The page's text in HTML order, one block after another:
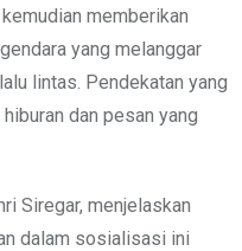
memberikan
yang melanggar
lintas. Pendekatan yang
dan pesan yang
Siregar, menjelaskan
dalam sosialisasi ini